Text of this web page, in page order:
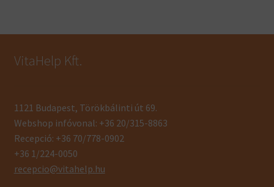
VitaHelp Kft.
1121 Budapest, Törökbálinti út 69.
Webshop infóvonal: +36 20/315-8863
Recepció: +36 70/778-0902
+36 1/224-0050
recepcio@vitahelp.hu